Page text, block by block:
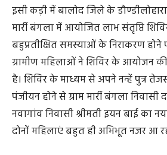
इसी कड़ी में बालोद जिले के
मार्री बंगला में आयोजित लाभ संतृप्ति
बहुप्रतीक्षित समस्याओं के निराकरण
ग्रामीण महिलाओं ने शिविर के आयोजन
है। शिविर के माध्यम से अपने नन्हें पुत्र
पंजीयन होने से ग्राम मार्री बंगला निवासी
नवागांव निवासी श्रीमती इयन बाई का
दोनों महिलाएं बहुत ही अभिभूत नजर आ